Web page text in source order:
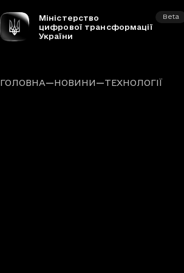
Міністерство
цифрової трансформації
України
Beta
ГОЛОВНА—НОВИНИ—ТЕХНОЛОГІЇ